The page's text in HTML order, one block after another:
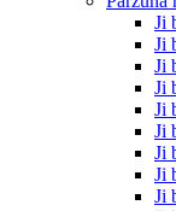
Ji
Ji
Ji
Ji
Ji
Ji
Ji
Ji
Ji